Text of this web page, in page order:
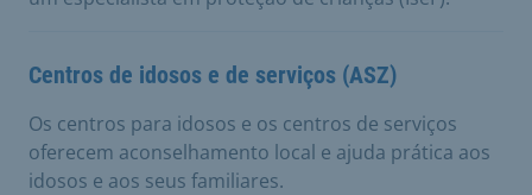
Centros de idosos e de serviços (ASZ)
Os centros para idosos e os centros de serviços
oferecem aconselhamento local e ajuda prática aos
idosos e aos seus familiares.